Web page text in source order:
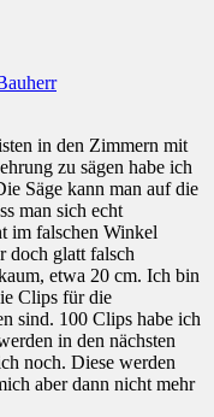
in den Zimmern mit
zu sägen habe ich
Säge kann man auf die
man sich echt
im falschen Winkel
doch glatt falsch
etwa 20 cm. Ich bin
Clips für die
sind. 100 Clips habe ich
in den nächsten
noch. Diese werden
aber dann nicht mehr